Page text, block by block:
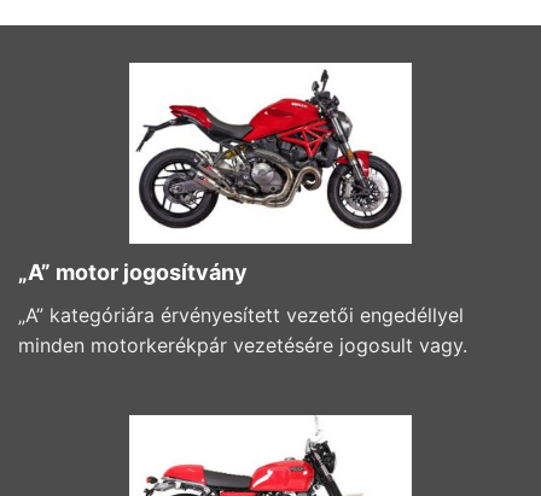
„A” motor jogosítvány
„A” kategóriára érvényesített vezetői engedéllyel
minden motorkerékpár vezetésére jogosult vagy.